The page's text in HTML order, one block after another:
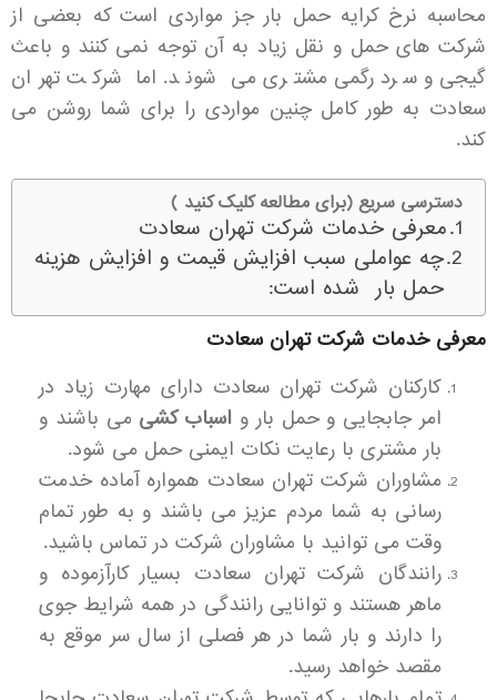
محاسبه نرخ کرایه حمل بار جز مواردی است که بعضی از
شرکت های حمل و نقل زیاد به آن توجه نمی کنند و باعث
گیجی و سردرگمی مشتری می شوند. اما شرکت تهران
سعادت به طور کامل چنین مواردی را برای شما روشن می
کند.
دسترسی سریع (برای مطالعه کلیک کنید )
معرفی خدمات شرکت تهران سعادت
چه عواملی سبب افزایش قیمت و افزایش هزینه
حمل بار شده است:
معرفی خدمات شرکت تهران سعادت
کارکنان شرکت تهران سعادت دارای مهارت زیاد در
امر جابجایی و حمل بار و اسباب کشی می باشند و
بار مشتری با رعایت نکات ایمنی حمل می شود.
مشاوران شرکت تهران سعادت همواره آماده خدمت
رسانی به شما مردم عزیز می باشند و به طور تمام
وقت می توانید با مشاوران شرکت در تماس باشید.
رانندگان شرکت تهران سعادت بسیار کارآزموده و
ماهر هستند و توانایی رانندگی در همه شرایط جوی
را دارند و بار شما در هر فصلی از سال سر موقع به
مقصد خواهد رسید.